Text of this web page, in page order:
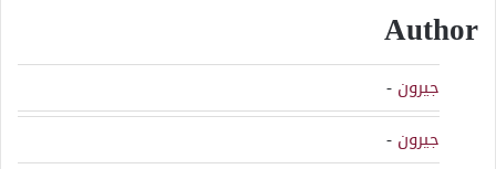
Author
جيرون -
جيرون -